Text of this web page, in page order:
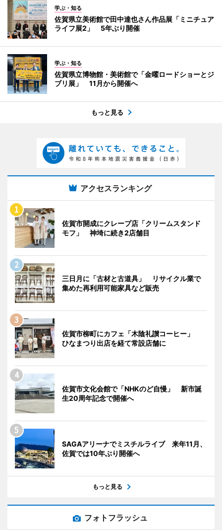
学ぶ・知る
佐賀県立美術館で田中達也さん作品展「ミニチュア
ライフ展2」 5年ぶり開催
学ぶ・知る
佐賀県立博物館・美術館で「金曜ロードショーとジ
ブリ展」 11月から開催へ
もっと見る
アクセスランキング
佐賀市開成にクレープ店「クリームスタンド
モフ」 神埼に続き2店舗目
三日月に「古材と古道具」 リサイクル業で
集めた再利用可能家具など販売
佐賀市柳町にカフェ「木陰礼讃コーヒー」
ひなまつり出店を経て常設店舗に
佐賀市文化会館で「NHKのど自慢」 新市誕
生20周年記念で開催へ
SAGAアリーナでミスチルライブ 来年11月、
佐賀では10年ぶり開催へ
もっと見る
フォトフラッシュ